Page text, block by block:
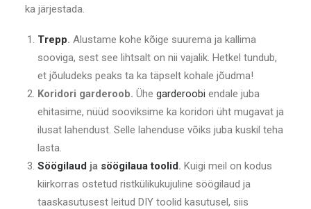
ka järjestada.
Trepp. Alustame kohe kõige suurema ja kallima
sooviga, sest see lihtsalt on nii vajalik. Hetkel tundub,
et jõuludeks peaks ta ka täpselt kohale jõudma!
Koridori garderoob. Ühe garderoobi endale juba
ehitasime, nüüd sooviksime ka koridori üht mugavat ja
ilusat lahendust. Selle lahenduse võiks juba kuskil teha
lasta.
Söögilaud ja söögilaua toolid. Kuigi meil on kodus
kiirkorras ostetud ristkülikukujuline söögilaud ja
taaskasutusest leitud DIY toolid kasutusel, siis